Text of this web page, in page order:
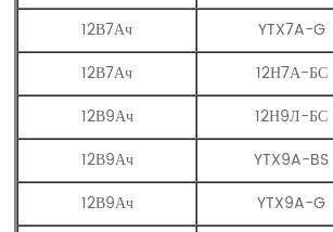
12В7Ач
YTX7A-G
12В7Ач
12Н7А-БС
12В9Ач
12Н9Л-БС
12В9Ач
YTX9A-BS
12В9Ач
YTX9A-G